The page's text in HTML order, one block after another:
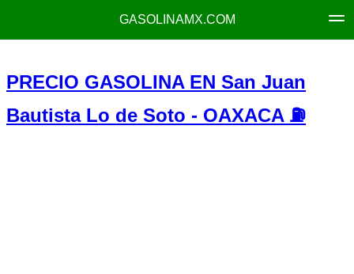
GASOLINAMX.COM
PRECIO GASOLINA EN San Juan
Bautista Lo de Soto - OAXACA ⛽